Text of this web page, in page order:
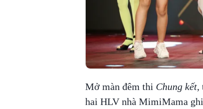
Mở màn đêm thi Chung kết,
hai HLV nhà MimiMama